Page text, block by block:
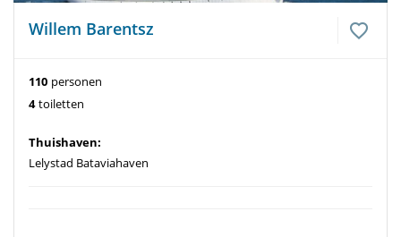
Willem Barentsz
110 personen
4 toiletten
Thuishaven:
Lelystad Bataviahaven